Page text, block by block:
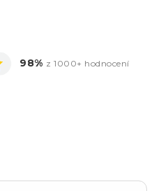
98% z 1000+ hodnocení